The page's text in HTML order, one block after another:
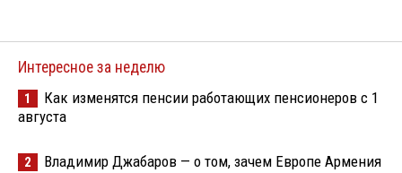
Интересное за неделю
1
Как изменятся пенсии работающих пенсионеров с 1
августа
2 Владимир Джабаров — о том, зачем Европе Армения